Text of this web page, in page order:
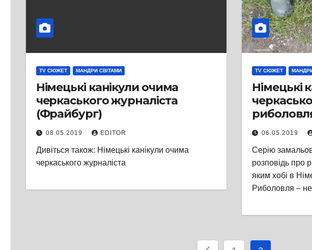
TV СЮЖЕТ МАНДРИ СВІТАМИ
Німецькі канікули очима
черкаського журналіста
(Фрайбург)
08.05.2019 EDITOR
Дивіться також: Німецькі канікули очима
черкаського журналіста
TV СЮЖЕТ
Німецькі
06.05.2019
Серію
розповідь про
яким хобі в
Риболовля –